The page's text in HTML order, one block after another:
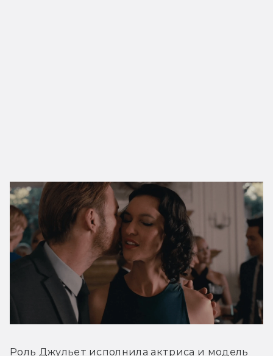
Роль Джульет исполнила актриса и модель